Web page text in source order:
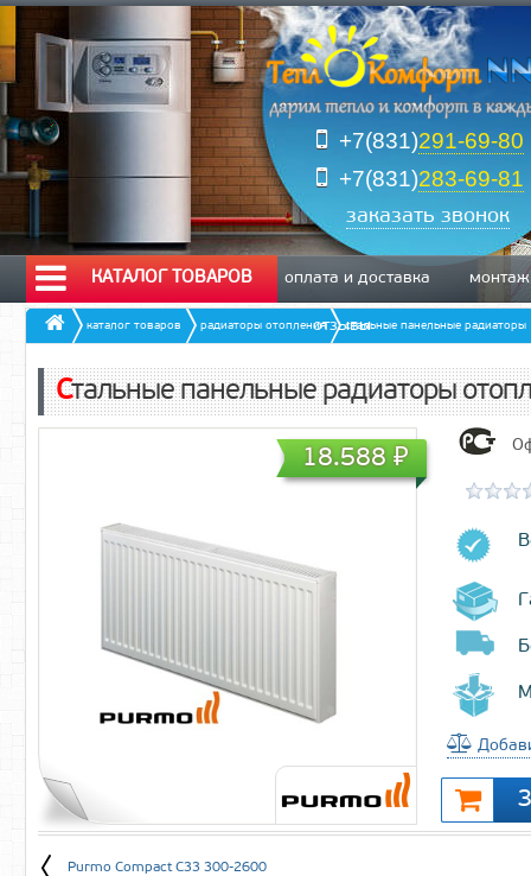
+7(831)291-69-80
+7(831)283-69-81
заказать звонок
КАТАЛОГ ТОВАРОВ оплата и доставка монтаж
отзывы
каталог товаров радиаторы отопления стальные панельные радиаторы
Стальные панельные радиаторы
18.588₽
Purmo Compact C33 300-2600